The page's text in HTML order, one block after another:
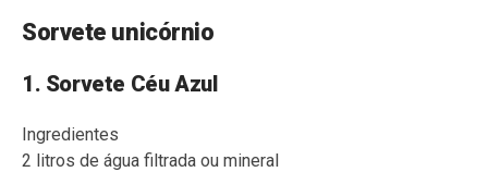
Sorvete unicórnio
1. Sorvete Céu Azul
Ingredientes
2 litros de água filtrada ou mineral